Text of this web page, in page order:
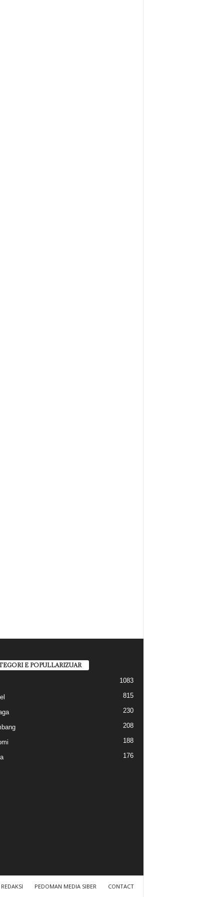
E POPULLARIZUAR
1083
815
230
208
188
176
REDAKSI PEDOMAN MEDIA SIBER CONTACT